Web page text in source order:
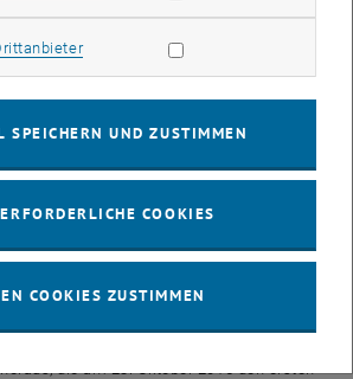
verbessert werden", unterstreicht
gemeinsamen Aktivitäten während der
Graz-Rektor Harald Kainz, wie etwa dem
Projekte präsentiert werden. "In
sich die betriebswirtschaftlichen Institute
vernetzt. Durch die spezielle
der Techno-Ökonomie im
die am 23. Oktober 2015 den ersten
Marketing Cookies zulassen
SPEICHERN UND ZUSTIMMEN
COOKIES
COOKIES ZUSTIMMEN